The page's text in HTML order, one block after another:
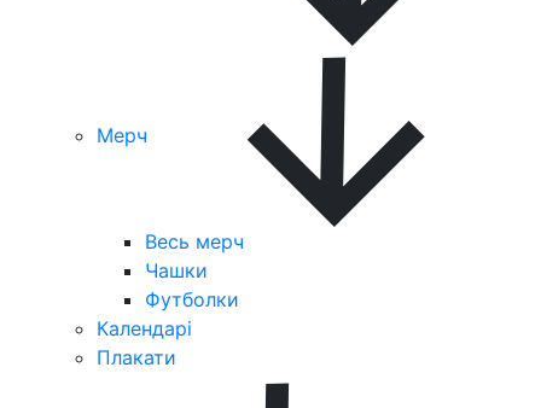
Мерч
Весь мерч
Чашки
Футболки
Календарі
Плакати